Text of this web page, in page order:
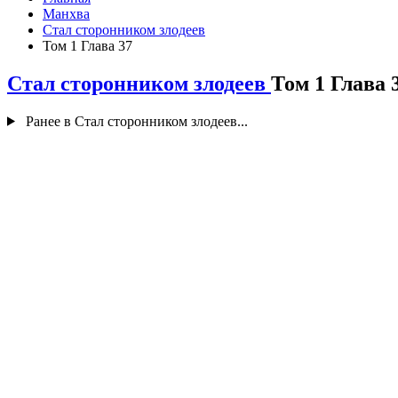
Манхва
Стал сторонником злодеев
Том 1 Глава 37
Стал сторонником злодеев Том 1 Глава
Ранее в Стал сторонником злодеев...